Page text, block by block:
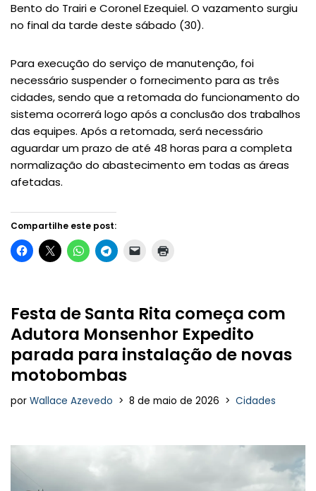
Bento do Trairi e Coronel Ezequiel. O vazamento surgiu
no final da tarde deste sábado (30).
Para execução do serviço de manutenção, foi
necessário suspender o fornecimento para as três
cidades, sendo que a retomada do funcionamento do
sistema ocorrerá logo após a conclusão dos trabalhos
das equipes. Após a retomada, será necessário
aguardar um prazo de até 48 horas para a completa
normalização do abastecimento em todas as áreas
afetadas.
Compartilhe este post:
Festa de Santa Rita começa com
Adutora Monsenhor Expedito
parada para instalação de novas
motobombas
por Wallace Azevedo 8 de maio de 2026 Cidades